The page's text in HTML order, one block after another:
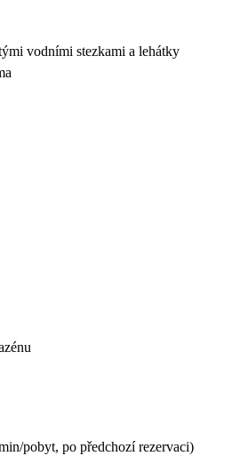
vodními stezkami a lehátky
pobyt, po předchozí rezervaci)